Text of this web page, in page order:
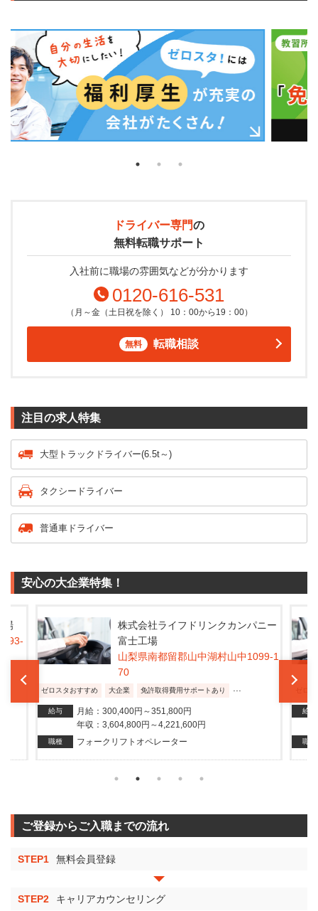
ドライバー専門の
無料転職サポート
入社前に職場の雰囲気などが分かります
0120-616-531
（月～金（土日祝を除く） 10：00から19：00）
無料 転職相談
注目の求人特集
大型トラックドライバー(6.5t～)
タクシードライバー
普通車ドライバー
安心の大企業特集！
ニー
株式会社ライフドリンクカンパニー
富士工場
山梨県南都留郡山中湖村山中1099-1
70
ゼロスタおすすめ 大企業 免許取得費用サポートあり
給与
月給：300,400円～351,800円
年収：3,604,800円～4,221,600円
職種 フォークリフトオペレーター
ご登録からご入職までの流れ
STEP1 無料会員登録
STEP2 キャリアカウンセリング